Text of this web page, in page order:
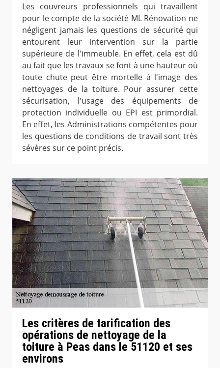
Les couvreurs professionnels qui travaillent
pour le compte de la société ML Rénovation ne
négligent jamais les questions de sécurité qui
entourent leur intervention sur la partie
supérieure de l'immeuble. En effet, cela est dû
au fait que les travaux se font à une hauteur où
toute chute peut être mortelle à l'image des
nettoyages de la toiture. Pour assurer cette
sécurisation, l'usage des équipements de
protection individuelle ou EPI est primordial.
En effet, les Administrations compétentes pour
les questions de conditions de travail sont très
sévères sur ce point précis.
Les critères de tarification des
opérations de nettoyage de la
toiture à Peas dans le 51120 et ses
environs